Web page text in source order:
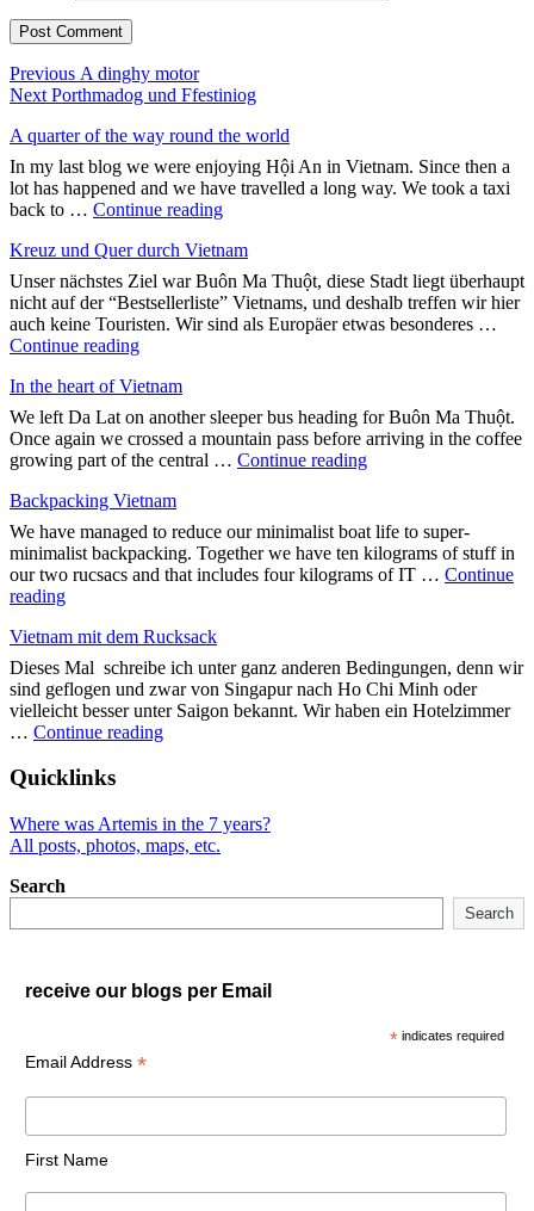
Post
navigation
Previous Previous
post:
A dinghy motor
Next Next
Porthmadog und Ffestiniog
A quarter of the way round the world
In my last blog we were enjoying Hội An in Vietnam. Since then a
lot has happened and we have travelled a long way. We took a taxi
back to … Continue reading"A
of
the
way
round
the
Kreuz und Quer durch Vietnam
Unser nächstes Ziel war Buôn Ma Thuột, diese Stadt liegt überhaupt
nicht auf der “Bestsellerliste” Vietnams, und deshalb treffen wir hier
auch keine Touristen. Wir sind als Europäer etwas besonderes …
Continue reading"Kreuz
Quer
durch
Vietnam"
In the heart of Vietnam
We left Da Lat on another sleeper bus heading for Buôn Ma Thuột.
Once again we crossed a mountain pass before arriving in the coffee
growing part of the central … Continue reading"In
of
Vietnam"
Backpacking Vietnam
We have managed to reduce our minimalist boat life to super-
minimalist backpacking. Together we have ten kilograms of stuff in
our two rucsacs and that includes four kilograms of IT … Continue
reading"Backpacking
Vietnam mit dem Rucksack
Dieses Mal schreibe ich unter ganz anderen Bedingungen, denn wir
sind geflogen und zwar von Singapur nach Ho Chi Minh oder
vielleicht besser unter Saigon bekannt. Wir haben ein Hotelzimmer
… Continue reading"Vietnam
Quicklinks
Where was Artemis in the 7 years?
All posts, photos, maps, etc.
Search
Search
receive our blogs per Email
* indicates required
Email Address *
First Name